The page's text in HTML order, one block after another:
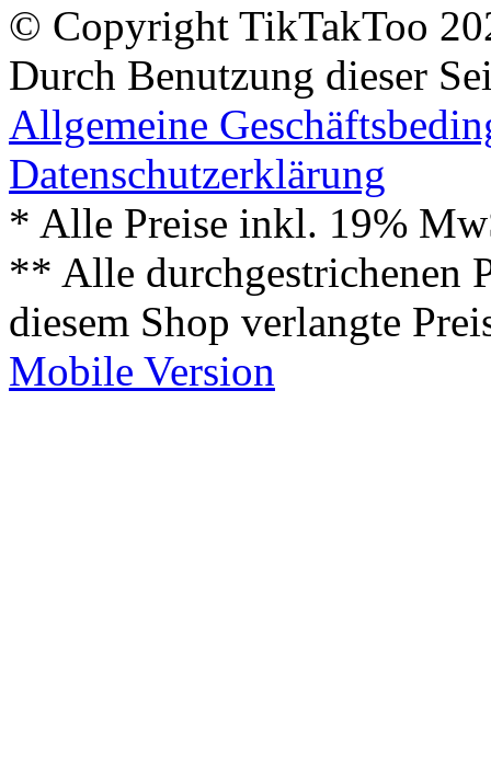
© Copyright TikTakToo
Durch Benutzung dieser
Allgemeine
Datenschutzerklärung
* Alle Preise inkl. 19%
** Alle durchgestrichenen
diesem Shop verlangte
Mobile Version